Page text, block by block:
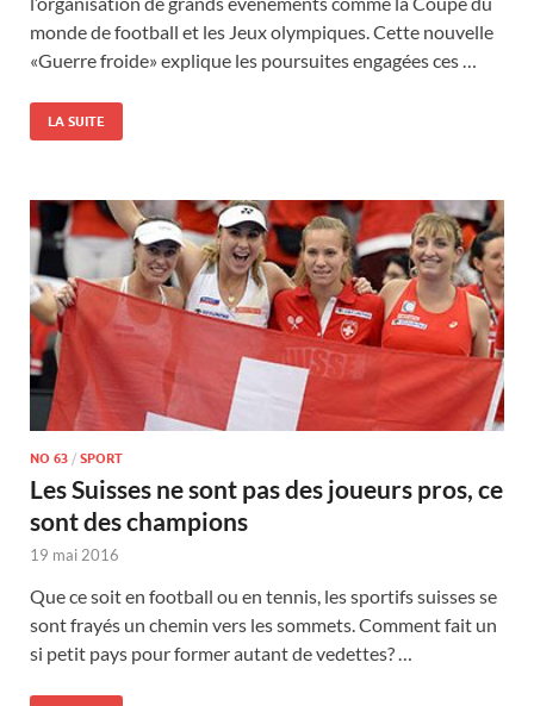
monde de football et les Jeux olympiques. Cette nouvelle
«Guerre froide» explique les poursuites engagées ces …
LA SUITE
NO 63 / SPORT
Les Suisses ne sont pas des joueurs pros, ce
sont des champions
19 mai 2016
Que ce soit en football ou en tennis, les sportifs suisses se
sont frayés un chemin vers les sommets. Comment fait un
si petit pays pour former autant de vedettes? …